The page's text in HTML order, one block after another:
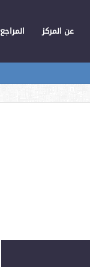
عن المركز المراجع